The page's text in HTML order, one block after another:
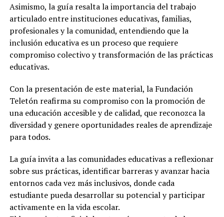
Asimismo, la guía resalta la importancia del trabajo
articulado entre instituciones educativas, familias,
profesionales y la comunidad, entendiendo que la
inclusión educativa es un proceso que requiere
compromiso colectivo y transformación de las prácticas
educativas.
Con la presentación de este material, la Fundación
Teletón reafirma su compromiso con la promoción de
una educación accesible y de calidad, que reconozca la
diversidad y genere oportunidades reales de aprendizaje
para todos.
La guía invita a las comunidades educativas a reflexionar
sobre sus prácticas, identificar barreras y avanzar hacia
entornos cada vez más inclusivos, donde cada
estudiante pueda desarrollar su potencial y participar
activamente en la vida escolar.